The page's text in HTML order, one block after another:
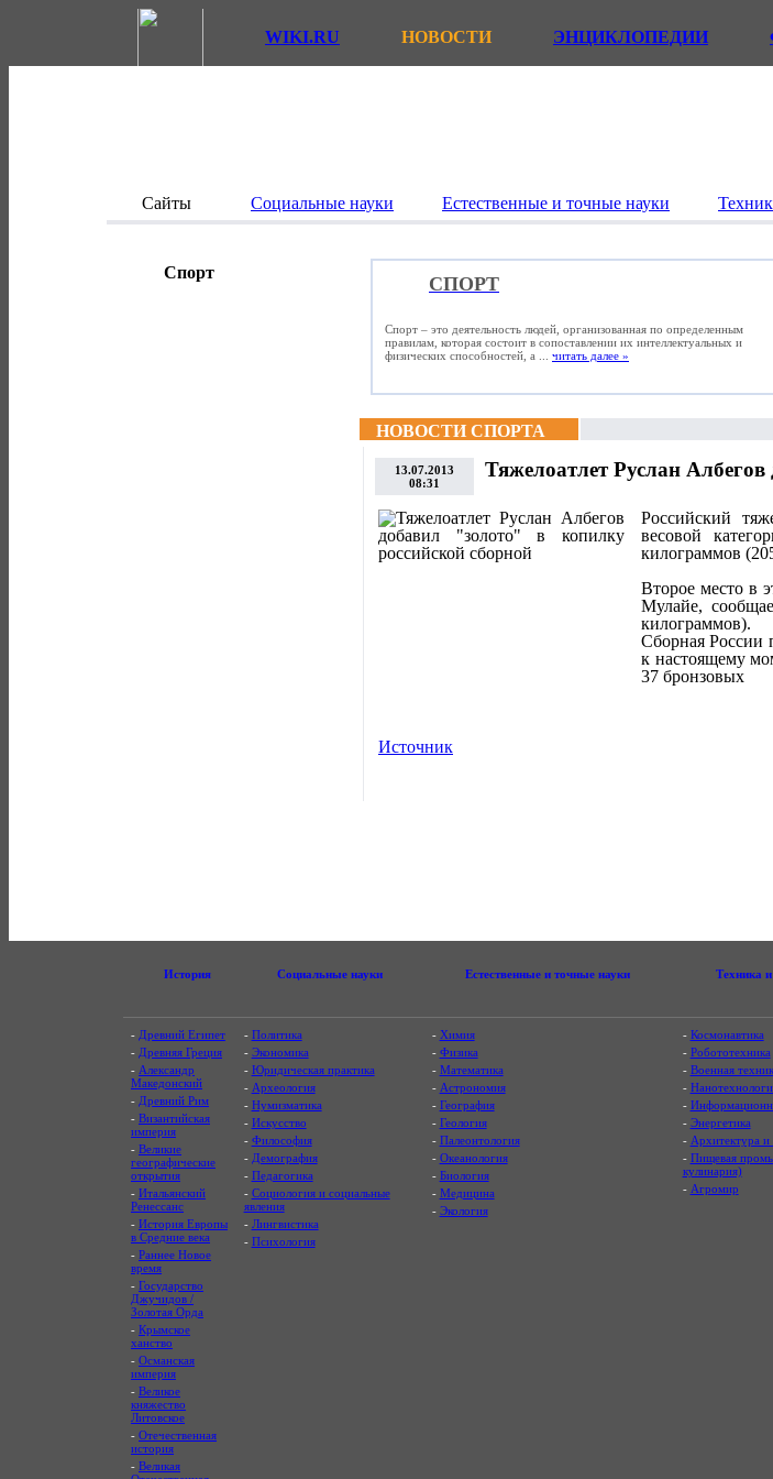
WIKI.RU НОВОСТИ ЭНЦИКЛОПЕДИИ
Сайты Социальные науки Естественные и точные науки
Спорт
СПОРТ
Спорт – это деятельность людей, организованная по определенным
правилам, которая состоит в сопоставлении их интеллектуальных и
физических способностей, а ... читать далее »
НОВОСТИ СПОРТА
13.07.2013
08:31
Тяжелоатлет Руслан
Российский
весовой
килограммов
Второе место в
Мулайе,
килограммов).
Сборная России
к настоящему
37 бронзовых
Источник
История Социальные науки Естественные и точные науки Техника
- Древний Египет
- Древняя Греция
- Александр
Македонский
- Древний Рим
- Византийская
империя
- Великие
географические
открытия
- Итальянский
Ренессанс
- История Европы
в Средние века
- Раннее Новое
время
- Государство
Джучидов /
Золотая Орда
- Крымское
ханство
- Османская
империя
- Великое
княжество
Литовское
- Отечественная
история
- Великая
- Политика
- Экономика
- Юридическая практика
- Археология
- Нумизматика
- Искусство
- Философия
- Демография
- Педагогика
- Социология и социальные
явления
- Лингвистика
- Психология
- Химия
- Физика
- Математика
- Астрономия
- География
- Геология
- Палеонтология
- Океанология
- Биология
- Медицина
- Экология
- Космонавтика
- Робототехника
- Военная
-
-
- Энергетика
- Архитектура и
- Пищевая
кулинария)
- Агромир